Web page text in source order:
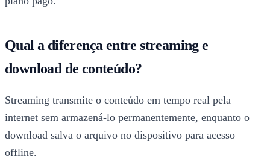
Qual a diferença entre streaming e
download de conteúdo?
Streaming transmite o conteúdo em tempo real pela
internet sem armazená-lo permanentemente, enquanto o
download salva o arquivo no dispositivo para acesso
offline.